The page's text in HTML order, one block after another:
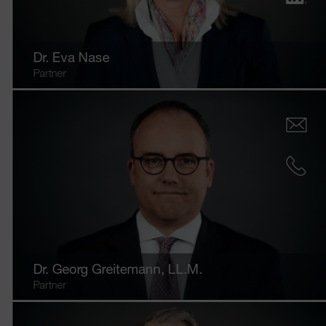
Dr. Eva Nase
Partner
Dr. Georg Greitemann, LL.M.
Partner